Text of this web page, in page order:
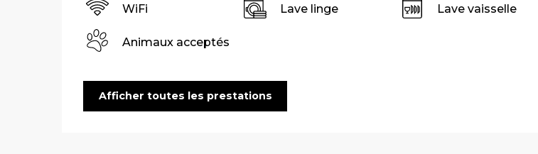
WiFi Lave linge Lave vaisselle
Animaux acceptés
Afficher toutes les prestations